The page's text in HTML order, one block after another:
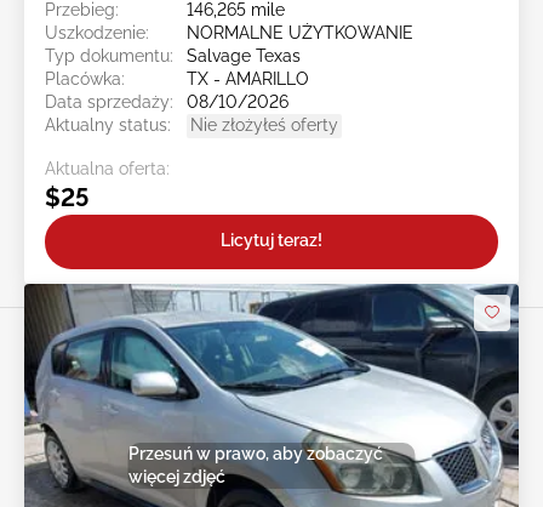
Przebieg:
146,265 mile
Uszkodzenie:
NORMALNE UŻYTKOWANIE
Typ dokumentu:
Salvage Texas
Placówka:
TX - AMARILLO
Data sprzedaży:
08/10/2026
Aktualny status:
Nie złożyłeś oferty
Aktualna oferta:
$25
Licytuj teraz!
Przesuń w prawo, aby zobaczyć
więcej zdjęć